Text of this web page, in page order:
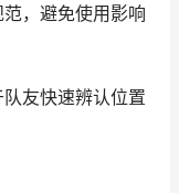
，避免使用影响
友快速辨认位置